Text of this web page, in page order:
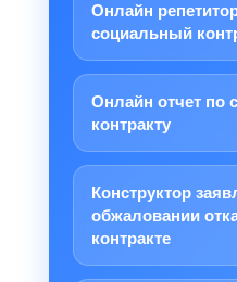
Онлайн
социальный
Онлайн отчет по
контракту
Конструктор
обжаловании
контракте